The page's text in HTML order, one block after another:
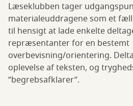
Læseklubben tager
materialeuddragene som et
til hensigt at lade enkelte
repræsentanter for en bestemt
overbevisning/orientering.
oplevelse af teksten, og
”begrebsafklarer”.